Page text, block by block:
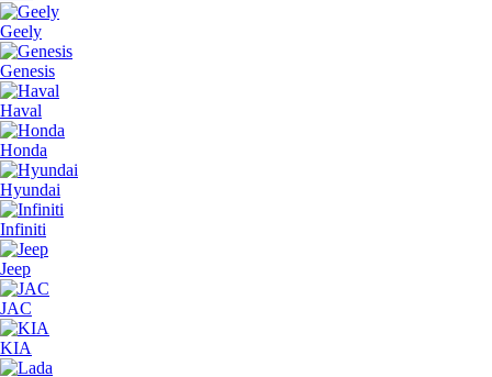
Geely
Genesis
Haval
Honda
Hyundai
Infiniti
Jeep
JAC
KIA